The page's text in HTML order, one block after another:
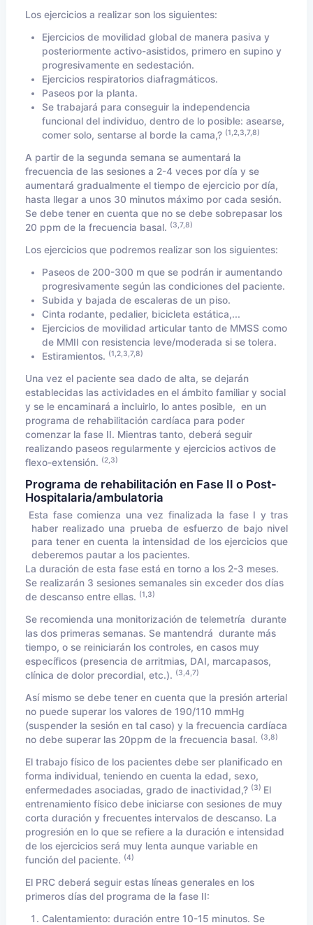
Los ejercicios a realizar son los siguientes:
Ejercicios de movilidad global de manera pasiva y
posteriormente activo-asistidos, primero en supino y
progresivamente en sedestación.
Ejercicios respiratorios diafragmáticos.
Paseos por la planta.
Se trabajará para conseguir la independencia
funcional del individuo, dentro de lo posible: asearse,
comer solo, sentarse al borde la cama,? (1,2,3,7,8)
A partir de la segunda semana se aumentará la
frecuencia de las sesiones a 2-4 veces por día y se
aumentará gradualmente el tiempo de ejercicio por día,
hasta llegar a unos 30 minutos máximo por cada sesión.
Se debe tener en cuenta que no se debe sobrepasar los
20 ppm de la frecuencia basal. (3,7,8)
Los ejercicios que podremos realizar son los siguientes:
Paseos de 200-300 m que se podrán ir aumentando
progresivamente según las condiciones del paciente.
Subida y bajada de escaleras de un piso.
Cinta rodante, pedalier, bicicleta estática,...
Ejercicios de movilidad articular tanto de MMSS como
de MMII con resistencia leve/moderada si se tolera.
Estiramientos. (1,2,3,7,8)
Una vez el paciente sea dado de alta, se dejarán
establecidas las actividades en el ámbito familiar y social
y se le encaminará a incluirlo, lo antes posible, en un
programa de rehabilitación cardíaca para poder
comenzar la fase II. Mientras tanto, deberá seguir
realizando paseos regularmente y ejercicios activos de
flexo-extensión. (2,3)
Programa de rehabilitación en Fase II o Post-
Hospitalaria/ambulatoria
Esta fase comienza una vez finalizada la fase I y tras
haber realizado una prueba de esfuerzo de bajo nivel
para tener en cuenta la intensidad de los ejercicios que
deberemos pautar a los pacientes.
La duración de esta fase está en torno a los 2-3 meses.
Se realizarán 3 sesiones semanales sin exceder dos días
de descanso entre ellas. (1,3)
Se recomienda una monitorización de telemetría durante
las dos primeras semanas. Se mantendrá durante más
tiempo, o se reiniciarán los controles, en casos muy
específicos (presencia de arritmias, DAI, marcapasos,
clínica de dolor precordial, etc.). (3,4,7)
Así mismo se debe tener en cuenta que la presión arterial
no puede superar los valores de 190/110 mmHg
(suspender la sesión en tal caso) y la frecuencia cardíaca
no debe superar las 20ppm de la frecuencia basal. (3,8)
El trabajo físico de los pacientes debe ser planificado en
forma individual, teniendo en cuenta la edad, sexo,
enfermedades asociadas, grado de inactividad,? (3) El
entrenamiento físico debe iniciarse con sesiones de muy
corta duración y frecuentes intervalos de descanso. La
progresión en lo que se refiere a la duración e intensidad
de los ejercicios será muy lenta aunque variable en
función del paciente. (4)
El PRC deberá seguir estas líneas generales en los
primeros días del programa de la fase II:
Calentamiento: duración entre 10-15 minutos. Se